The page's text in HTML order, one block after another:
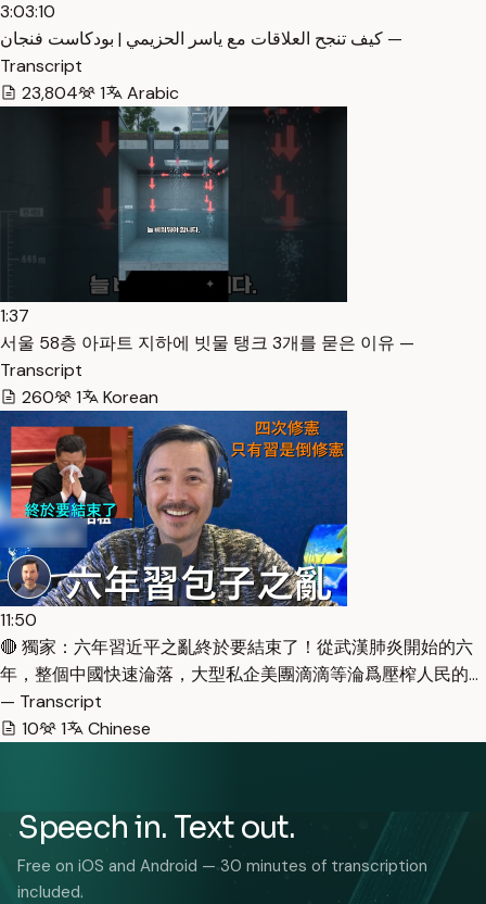
3:03:10
كيف تنجح العلاقات مع ياسر الحزيمي | بودكاست فنجان —
Transcript
23,804
1 Arabic
1:37
서울 58층 아파트 지하에 빗물 탱크 3개를 묻은 이유 —
Transcript
260
1 Korean
11:50
🔴 獨家：六年習近平之亂終於要結束了！從武漢肺炎開始的六
年，整個中國快速淪落，大型私企美團滴滴等淪爲壓榨人民的…
— Transcript
10
1 Chinese
Speech in. Text out.
Free on iOS and Android — 30 minutes of transcription
included.